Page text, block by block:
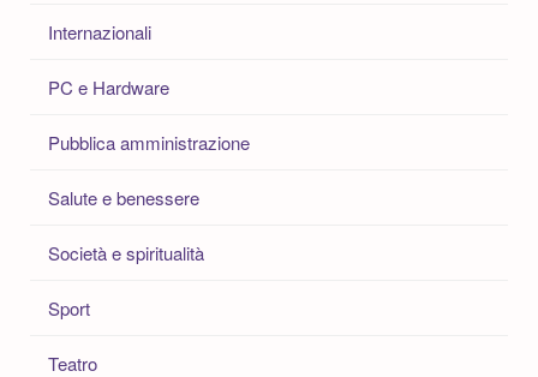
Internazionali
PC e Hardware
Pubblica amministrazione
Salute e benessere
Società e spiritualità
Sport
Teatro